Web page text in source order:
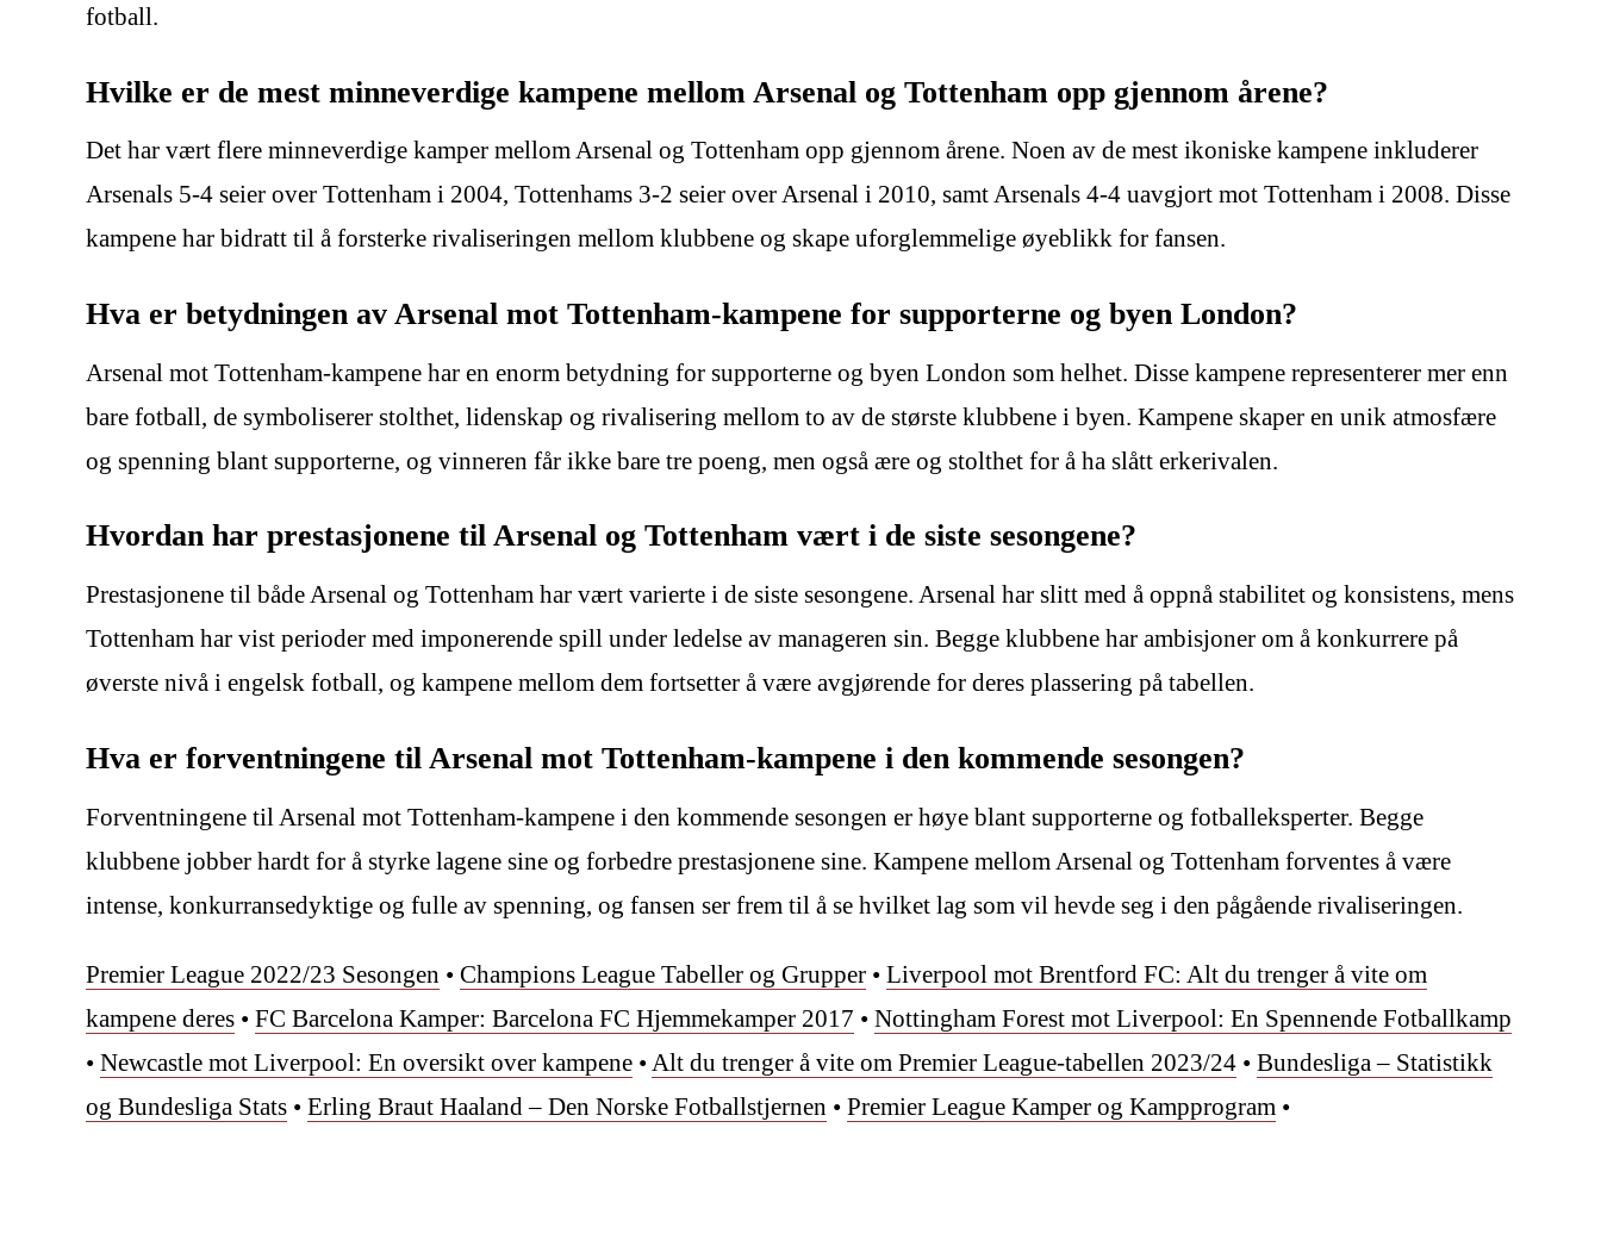
fotball.
Hvilke er de mest minneverdige kampene mellom Arsenal og Tottenham opp gjennom årene?
Det har vært flere minneverdige kamper mellom Arsenal og Tottenham opp gjennom årene. Noen av de mest ikoniske kampene inkluderer
Arsenals 5-4 seier over Tottenham i 2004, Tottenhams 3-2 seier over Arsenal i 2010, samt Arsenals 4-4 uavgjort mot Tottenham i 2008. Disse
kampene har bidratt til å forsterke rivaliseringen mellom klubbene og skape uforglemmelige øyeblikk for fansen.
Hva er betydningen av Arsenal mot Tottenham-kampene for supporterne og byen London?
Arsenal mot Tottenham-kampene har en enorm betydning for supporterne og byen London som helhet. Disse kampene representerer mer enn
bare fotball, de symboliserer stolthet, lidenskap og rivalisering mellom to av de største klubbene i byen. Kampene skaper en unik atmosfære
og spenning blant supporterne, og vinneren får ikke bare tre poeng, men også ære og stolthet for å ha slått erkerivalen.
Hvordan har prestasjonene til Arsenal og Tottenham vært i de siste sesongene?
Prestasjonene til både Arsenal og Tottenham har vært varierte i de siste sesongene. Arsenal har slitt med å oppnå stabilitet og konsistens, mens
Tottenham har vist perioder med imponerende spill under ledelse av manageren sin. Begge klubbene har ambisjoner om å konkurrere på
øverste nivå i engelsk fotball, og kampene mellom dem fortsetter å være avgjørende for deres plassering på tabellen.
Hva er forventningene til Arsenal mot Tottenham-kampene i den kommende sesongen?
Forventningene til Arsenal mot Tottenham-kampene i den kommende sesongen er høye blant supporterne og fotballeksperter. Begge
klubbene jobber hardt for å styrke lagene sine og forbedre prestasjonene sine. Kampene mellom Arsenal og Tottenham forventes å være
intense, konkurransedyktige og fulle av spenning, og fansen ser frem til å se hvilket lag som vil hevde seg i den pågående rivaliseringen.
Premier League 2022/23 Sesongen • Champions League Tabeller og Grupper • Liverpool mot Brentford FC: Alt du trenger å vite om
kampene deres • FC Barcelona Kamper: Barcelona FC Hjemmekamper 2017 • Nottingham Forest mot Liverpool: En Spennende Fotballkamp
• Newcastle mot Liverpool: En oversikt over kampene • Alt du trenger å vite om Premier League-tabellen 2023/24 • Bundesliga – Statistikk
og Bundesliga Stats • Erling Braut Haaland – Den Norske Fotballstjernen • Premier League Kamper og Kampprogram •